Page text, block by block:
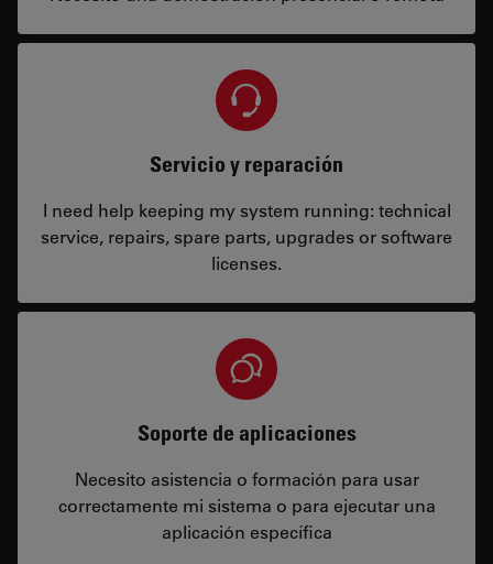
Servicio y reparación
I need help keeping my system running: technical
service, repairs, spare parts, upgrades or software
licenses.
Soporte de aplicaciones
Necesito asistencia o formación para usar
correctamente mi sistema o para ejecutar una
aplicación específica